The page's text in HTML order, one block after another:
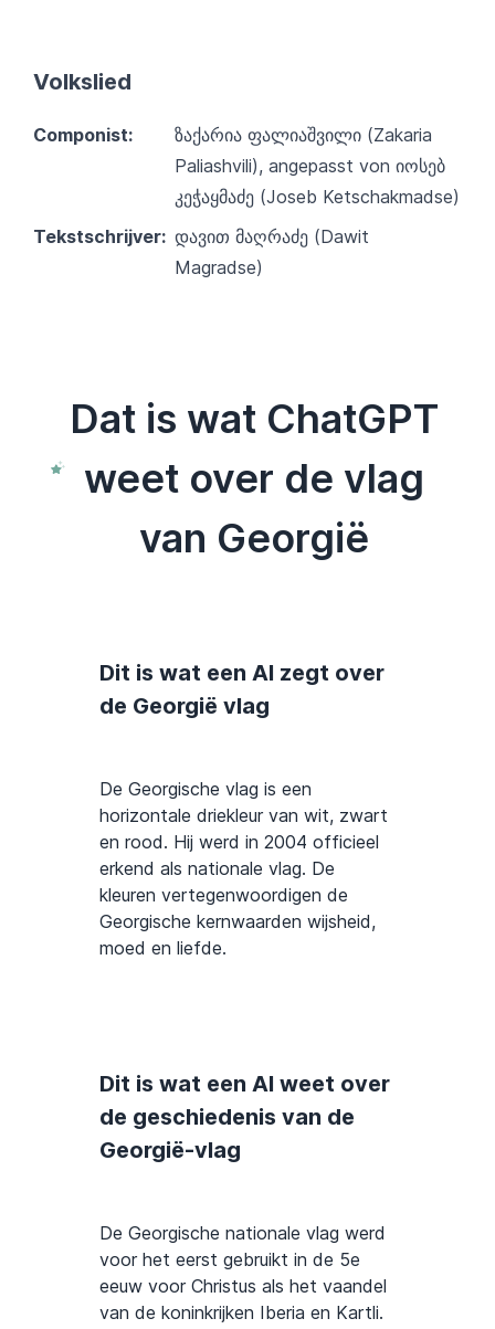
Volkslied
Componist:
ზაქარია ფალიაშვილი (Zakaria
Paliashvili), angepasst von იოსებ
კეჭაყმაძე (Joseb Ketschakmadse)
Tekstschrijver: დავით მაღრაძე (Dawit
Magradse)
Dat is wat ChatGPT
weet over de vlag
van Georgië
Dit is wat een AI zegt over
de Georgië vlag
De Georgische vlag is een
horizontale driekleur van wit, zwart
en rood. Hij werd in 2004 officieel
erkend als nationale vlag. De
kleuren vertegenwoordigen de
Georgische kernwaarden wijsheid,
moed en liefde.
Dit is wat een AI weet over
de geschiedenis van de
Georgië-vlag
De Georgische nationale vlag werd
voor het eerst gebruikt in de 5e
eeuw voor Christus als het vaandel
van de koninkrijken Iberia en Kartli.